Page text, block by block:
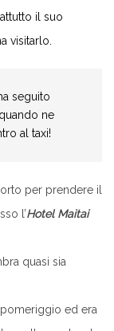
il suo
visitarlo.
seguito
ne
al taxi!
per prendere il
l’Hotel Maitai
quasi sia
ed era